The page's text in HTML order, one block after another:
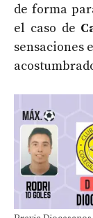
de forma
el caso de
sensaciones